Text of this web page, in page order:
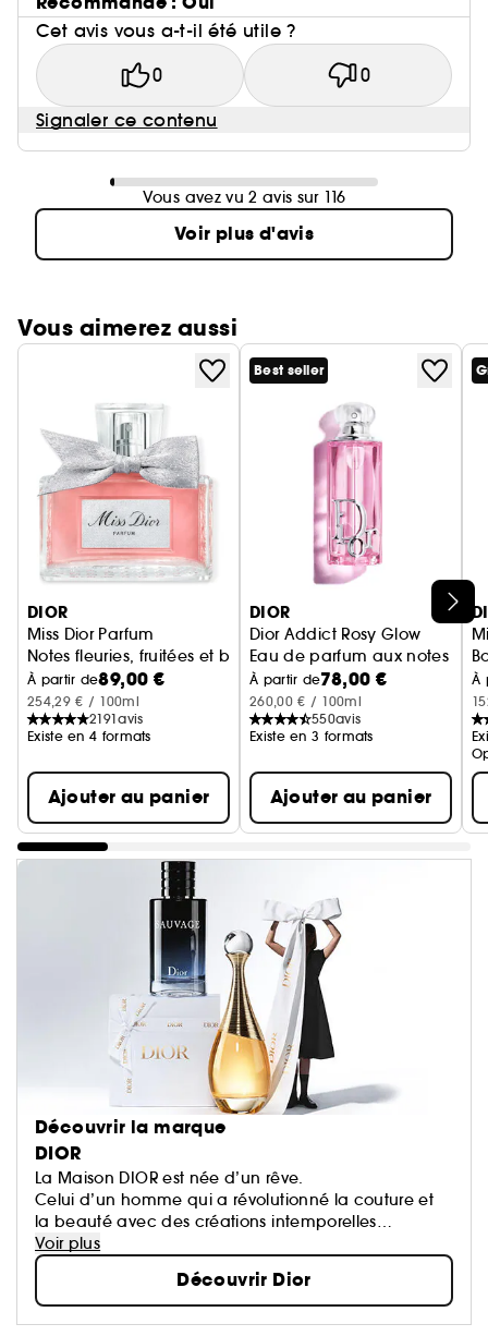
Cet avis vous a-t-il été utile ?
0 0
Signaler ce contenu
Vous avez vu 2 avis sur 116
Voir plus d'avis
Vous aimerez aussi
Ignorer le carrousel produits
DIOR
Miss Dior Parfum
Notes fleuries, fruitées et boisées intenses
À partir de89,00 €
254,29 € / 100ml
2191avis
Existe en 4 formats
Ajouter au panier
Best seller
DIOR
Dior Addict Rosy Glow
Eau de parfum aux notes de
À partir de78,00 €
260,00 € / 100ml
550avis
Existe en 3 formats
Ajouter au panier
À
Découvrir la marque
DIOR
La Maison DIOR est née d’un rêve.
Celui d’un homme qui a révolutionné la couture et
la beauté avec des créations intemporelles
devenues des icônes.
Chaque création de la Maison porte une part de
son rêve qui oeuvre pour un monde plus beau et
plus heureux.
Voir plus
Découvrir Dior